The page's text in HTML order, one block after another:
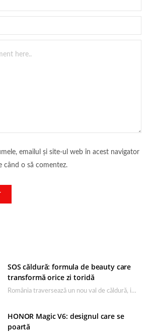
emailul și site-ul web în acest navigator
când o să comentez.
SOS căldură: formula de beauty care
transformă orice zi toridă
România traversează un nou val de căldură, iar rutina de îngrijire capătă un rol esențial…
HONOR Magic V6: designul care se
poartă